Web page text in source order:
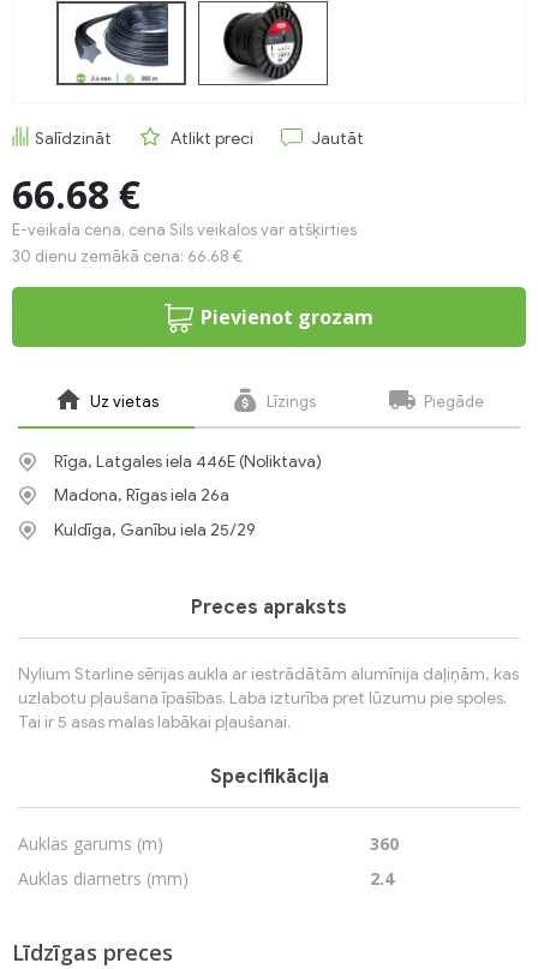
Salīdzināt Atlikt preci Jautāt
66.68 €
E-veikala cena, cena Sils veikalos var atšķirties
30 dienu zemākā cena: 66.68 €
Pievienot grozam
Uz vietas Līzings Piegāde
Rīga, Latgales iela 446E (Noliktava)
Madona, Rīgas iela 26a
Kuldīga, Ganību iela 25/29
Preces apraksts
Nylium Starline sērijas aukla ar iestrādātām alumīnija daļiņām, kas
uzlabotu pļaušana īpašības. Laba izturība pret lūzumu pie spoles.
Tai ir 5 asas malas labākai pļaušanai.
Specifikācija
Auklas garums (m)
360
Auklas diametrs (mm)
2.4
Līdzīgas preces